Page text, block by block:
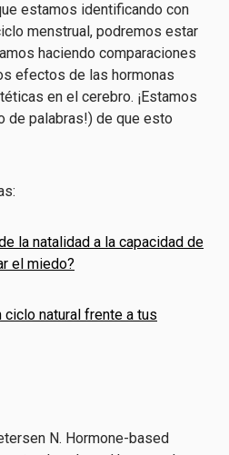
estamos identificando con
menstrual, podremos estar
haciendo comparaciones
efectos de las hormonas
en el cerebro. ¡Estamos
de palabras!) de que esto
la natalidad a la capacidad de
el miedo?
ciclo natural frente a tus
N. Hormone-based